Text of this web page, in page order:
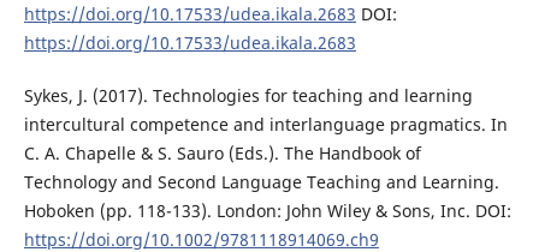
https://doi.org/10.17533/udea.ikala.2683 DOI:
https://doi.org/10.17533/udea.ikala.2683
Sykes, J. (2017). Technologies for teaching and learning
intercultural competence and interlanguage pragmatics. In
C. A. Chapelle & S. Sauro (Eds.). The Handbook of
Technology and Second Language Teaching and Learning.
Hoboken (pp. 118-133). London: John Wiley & Sons, Inc. DOI:
https://doi.org/10.1002/9781118914069.ch9